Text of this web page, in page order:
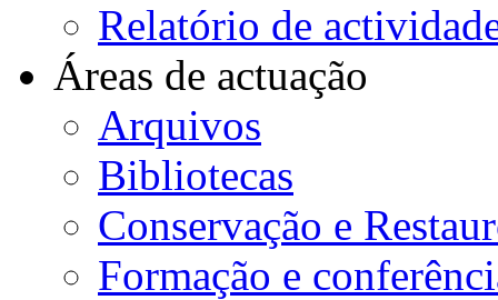
Relatório de
Áreas de actuação
Arquivos
Bibliotecas
Conservação e
Formação e